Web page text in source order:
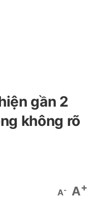
gần 2
không rõ
A- A+